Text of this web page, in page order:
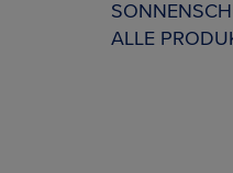
ALLE